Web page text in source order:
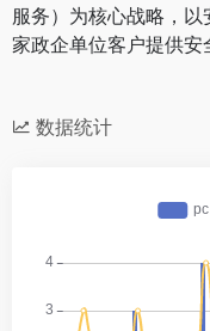
服务）为核心战略，
家政企单位客户提供安
数据统计